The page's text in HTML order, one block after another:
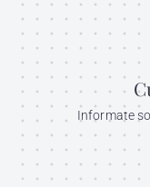
Informate